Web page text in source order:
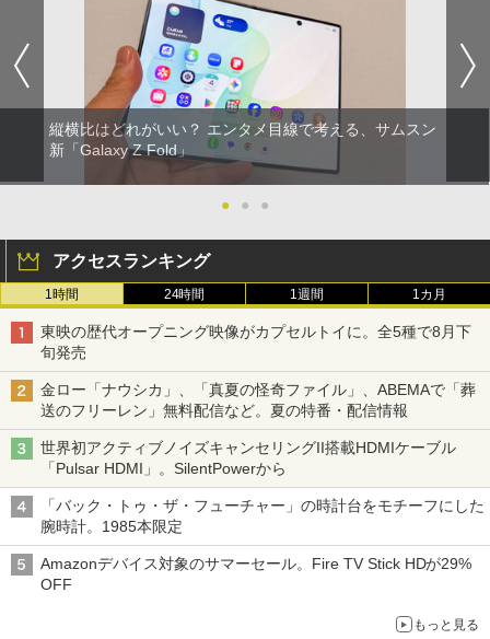
縦横比はどれがいい？ エンタメ目線で考える、サムスン
新「Galaxy Z Fold」
● ● ●
アクセスランキング
1時間 24時間 1週間 1カ月
東映の歴代オープニング映像がカプセルトイに。全5種で8月下
旬発売
金ロー「ナウシカ」、「真夏の怪奇ファイル」、ABEMAで「葬
送のフリーレン」無料配信など。夏の特番・配信情報
世界初アクティブノイズキャンセリングII搭載HDMIケーブル
「Pulsar HDMI」。SilentPowerから
「バック・トゥ・ザ・フューチャー」の時計台をモチーフにした
腕時計。1985本限定
Amazonデバイス対象のサマーセール。Fire TV Stick HDが29%
OFF
もっと見る